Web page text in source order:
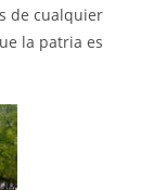
de cualquier
la patria es